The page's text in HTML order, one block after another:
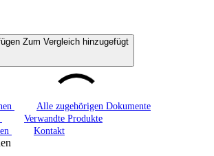
Zum Vergleich hinzugefügt
Alle zugehörigen Dokumente
Verwandte Produkte
Kontakt